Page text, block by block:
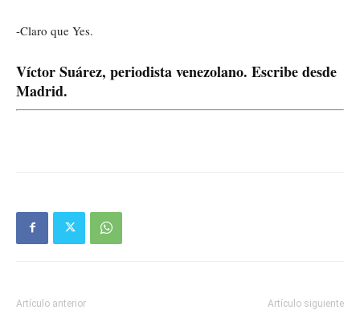
-Claro que Yes.
Víctor Suárez, periodista venezolano. Escribe desde
Madrid.
Artículo anterior Artículo siguiente